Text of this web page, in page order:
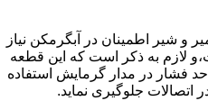
و شیر اطمینان در آبگرمکن نیاز
لازم به ذکر است که این قطعه
فشار در مدار گرمایش استفاده
اتصالات جلوگیری نماید.